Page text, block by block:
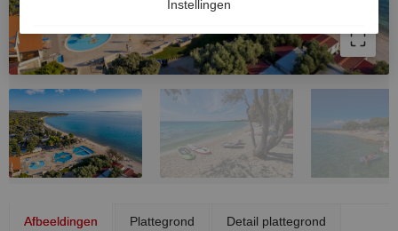
Afbeeldingen Plattegrond Detail plattegrond
toezichtdoeleinden, zonder dat er doeltreffende
rechtsmiddelen beschikbaar zijn. U kunt uw
toestemming op elk moment intrekken.
Instellingen